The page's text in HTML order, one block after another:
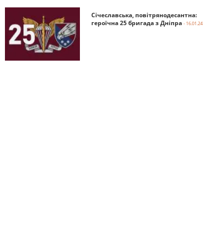
Січеславська, повітрянодесантна:
героїчна 25 бригада з Дніпра - 16.01.24